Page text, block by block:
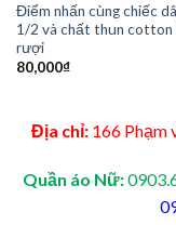
Điểm nhấn cùng chiếc
1/2 và chất thun cotton
rượi
80,000₫
Địa chỉ: 166 Phạm
Quần áo Nữ: